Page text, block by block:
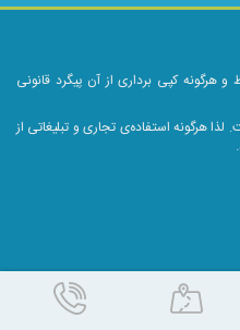
کپی برداری از آن پیگرد قانونی
هرگونه استفاده‌ی تجاری و تبلیغاتی از